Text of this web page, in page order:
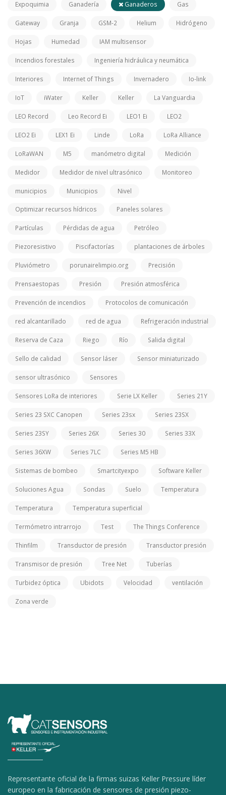
Expoquimia Ganadería Ganaderos Gas
Gateway Granja GSM-2 Helium Hidrógeno
Hojas Humedad IAM multisensor
Incendios forestales Ingeniería hidráulica y neumática
Interiores Internet of Things Invernadero Io-link
IoT iWater Keller Keller La Vanguardia
LEO Record Leo Record Ei LEO1 Ei LEO2
LEO2 Ei LEX1 Ei Linde LoRa LoRa Alliance
LoRaWAN M5 manómetro digital Medición
Medidor Medidor de nivel ultrasónico Monitoreo
municipios Municipios Nivel
Optimizar recursos hídricos Paneles solares
Partículas Pérdidas de agua Petróleo
Piezoresistivo Piscifactorías plantaciones de árboles
Pluviómetro porunairelimpio.org Precisión
Prensaestopas Presión Presión atmosférica
Prevención de incendios Protocolos de comunicación
red alcantarillado red de agua Refrigeración industrial
Reserva de Caza Riego Río Salida digital
Sello de calidad Sensor láser Sensor miniaturizado
sensor ultrasónico Sensores
Sensores LoRa de interiores Serie LX Keller Series 21Y
Series 23 SXC Canopen Series 23sx Series 23SX
Series 23SY Series 26X Series 30 Series 33X
Series 36XW Series 7LC Series M5 HB
Sistemas de bombeo Smartcityexpo Software Keller
Soluciones Agua Sondas Suelo Temperatura
Temperatura Temperatura superficial
Termómetro intrarrojo Test The Things Conference
Thinfilm Transductor de presión Transductor presión
Transmisor de presión Tree Net Tuberías
Turbidez óptica Ubidots Velocidad ventilación
Zona verde
Representante oficial de la firmas suizas Keller Pressure líder
europeo en la fabricación de sensores de presión piezo-